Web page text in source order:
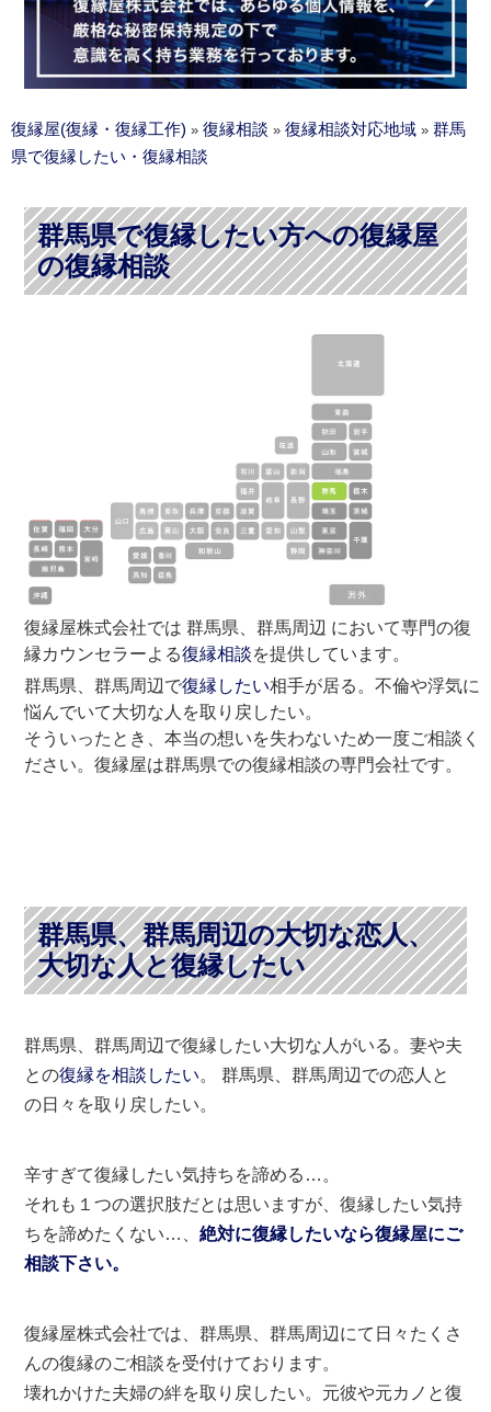
復縁屋(復縁・復縁工作) » 復縁相談 » 復縁相談対応地域 » 群馬
県で復縁したい・復縁相談
群馬県で復縁したい方への復縁屋
の復縁相談
復縁屋株式会社では 群馬県、群馬周辺 において専門の復
縁カウンセラーよる復縁相談を提供しています。
群馬県、群馬周辺で復縁したい相手が居る。不倫や浮気に
悩んでいて大切な人を取り戻したい。
そういったとき、本当の想いを失わないため一度ご相談く
ださい。復縁屋は群馬県での復縁相談の専門会社です。
群馬県、群馬周辺の大切な恋人、
大切な人と復縁したい
群馬県、群馬周辺で復縁したい大切な人がいる。妻や夫
との復縁を相談したい。 群馬県、群馬周辺での恋人と
の日々を取り戻したい。
辛すぎて復縁したい気持ちを諦める…。
それも１つの選択肢だとは思いますが、復縁したい気持
ちを諦めたくない…、絶対に復縁したいなら復縁屋にご
相談下さい。
復縁屋株式会社では、群馬県、群馬周辺にて日々たくさ
んの復縁のご相談を受付けております。
壊れかけた夫婦の絆を取り戻したい。元彼や元カノと復